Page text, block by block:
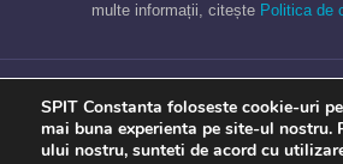
multe informații, citește Politica de
Taxe Constanta
SPIT Constanta foloseste cookie-uri
mai buna experienta pe site-ul nostru.
ului nostru, sunteti de acord cu